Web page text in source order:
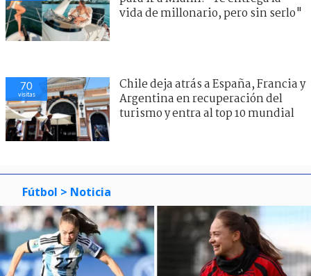
vida de millonario, pero sin serlo"
70
visitas
Chile deja atrás a España, Francia y
Argentina en recuperación del
turismo y entra al top 10 mundial
Fútbol > Noticia